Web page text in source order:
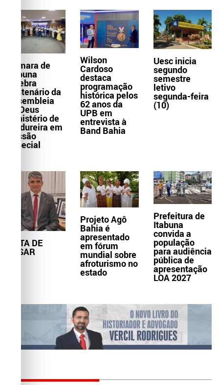
Câmara de
Itabuna
celebra
centenário da
Assembleia
de Deus
Ministério de
Madureira em
Sessão
Especial
Wilson
Cardoso
destaca
programação
histórica pelos
62 anos da
UPB em
entrevista à
Band Bahia
Uesc inicia
segundo
semestre
letivo
segunda-feira
(10)
NOTA DE
PESAR
Projeto Agô
Bahia é
apresentado
em fórum
mundial sobre
afroturismo no
estado
Prefeitura de
Itabuna
convida a
população
para audiência
pública de
apresentação
LOA 2027